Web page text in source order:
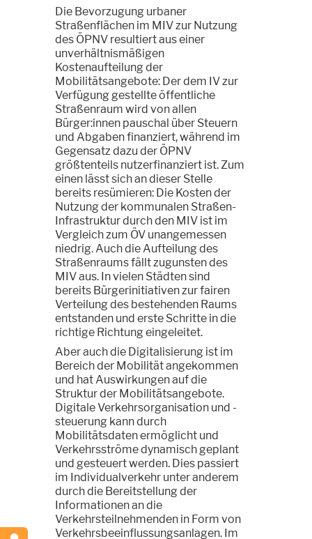
Die Bevorzugung urbaner
Straßenflächen im MIV zur Nutzung
des ÖPNV resultiert aus einer
unverhältnismäßigen
Kostenaufteilung der
Mobilitätsangebote: Der dem IV zur
Verfügung gestellte öffentliche
Straßenraum wird von allen
Bürger:innen pauschal über Steuern
und Abgaben finanziert, während im
Gegensatz dazu der ÖPNV
größtenteils nutzerfinanziert ist. Zum
einen lässt sich an dieser Stelle
bereits resümieren: Die Kosten der
Nutzung der kommunalen Straßen-
Infrastruktur durch den MIV ist im
Vergleich zum ÖV unangemessen
niedrig. Auch die Aufteilung des
Straßenraums fällt zugunsten des
MIV aus. In vielen Städten sind
bereits Bürgerinitiativen zur fairen
Verteilung des bestehenden Raums
entstanden und erste Schritte in die
richtige Richtung eingeleitet.
Aber auch die Digitalisierung ist im
Bereich der Mobilität angekommen
und hat Auswirkungen auf die
Struktur der Mobilitätsangebote.
Digitale Verkehrsorganisation und -
steuerung kann durch
Mobilitätsdaten ermöglicht und
Verkehrsströme dynamisch geplant
und gesteuert werden. Dies passiert
im Individualverkehr unter anderem
durch die Bereitstellung der
Informationen an die
Verkehrsteilnehmenden in Form von
Verkehrsbeeinflussungsanlagen. Im